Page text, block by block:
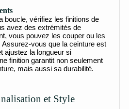
boucle, vérifiez les finitions de
avez des extrémités de
vous pouvez les couper ou les
vous que la ceinture est
ajustez la longueur si
finition garantit non seulement
mais aussi sa durabilité.
et Style